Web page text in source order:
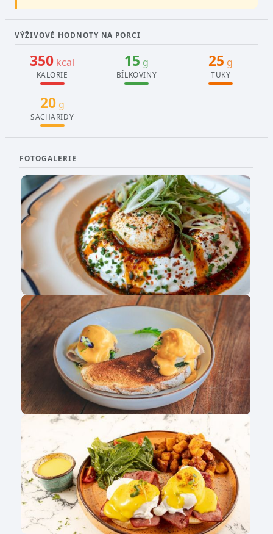
VÝŽIVOVÉ HODNOTY NA PORCI
350 kcal
KALORIE
15 g
BÍLKOVINY
25 g
TUKY
20g
SACHARIDY
FOTOGALERIE